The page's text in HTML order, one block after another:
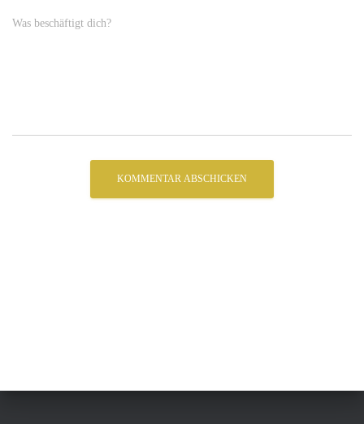
Was beschäftigt dich?